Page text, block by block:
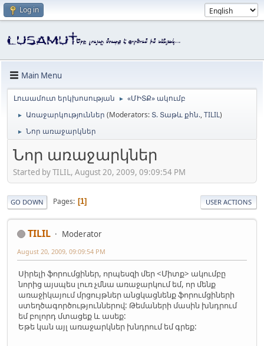
Log in
Main Menu
Լուսամուտ երկխոսության ► «ՄԻՏՔ» ակումբ
► Առաջարկություններ (Moderators: Տ. Տաթև քհն.,TILIL)
► Նոր առաջարկներ
Նոր առաջարկներ
Started by TILIL, August 20, 2009, 09:09:54 PM
GO DOWN Pages 1 USER ACTIONS
TILIL Moderator
August 20, 2009, 09:09:54 PM
Սիրելի ֆորումցիներ, որպեսզի մեր <Միտք> ակումբը
նորից այսպես լուռ չմնա առաջարկում եմ, որ մենք
առաջիկայում մրցույթներ անցկացնենք ֆորումցիների
ստեղծագործություններով: Թեմաների մասին խնդրում
եմ բոլորդ մտացեք և ասեք:
Եթե կան այլ առաջարկներ խնդրում եմ գրեք: